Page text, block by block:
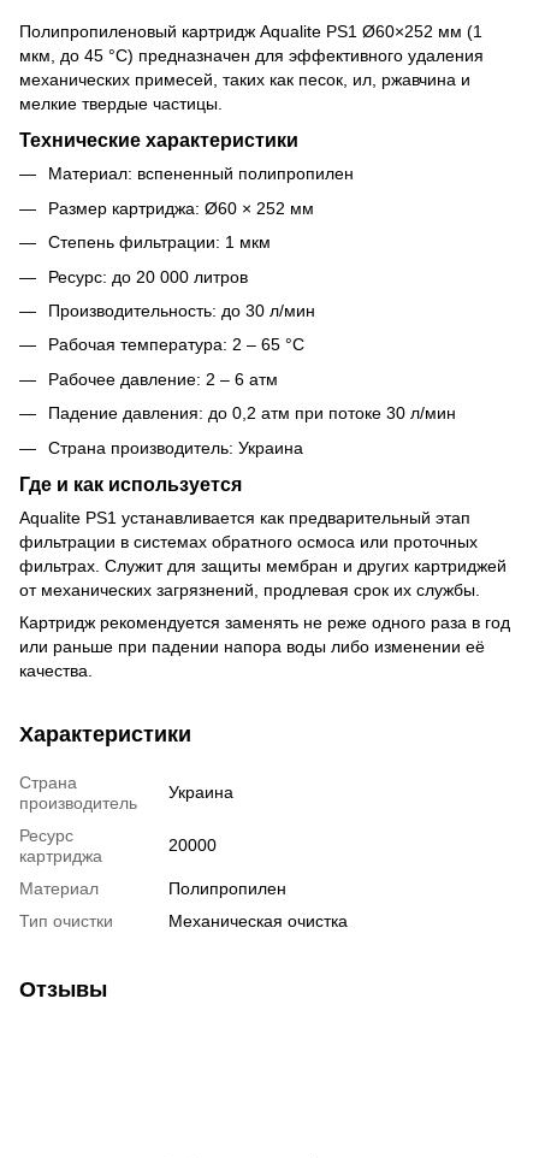
Полипропиленовый картридж Aqualite PS1 Ø60×252 мм (1
мкм, до 45 °C) предназначен для эффективного удаления
механических примесей, таких как песок, ил, ржавчина и
мелкие твердые частицы.
Технические характеристики
Материал: вспененный полипропилен
Размер картриджа: Ø60 × 252 мм
Степень фильтрации: 1 мкм
Ресурс: до 20 000 литров
Производительность: до 30 л/мин
Рабочая температура: 2 – 65 °C
Рабочее давление: 2 – 6 атм
Падение давления: до 0,2 атм при потоке 30 л/мин
Страна производитель: Украина
Где и как используется
Aqualite PS1 устанавливается как предварительный этап
фильтрации в системах обратного осмоса или проточных
фильтрах. Служит для защиты мембран и других картриджей
от механических загрязнений, продлевая срок их службы.
Картридж рекомендуется заменять не реже одного раза в год
или раньше при падении напора воды либо изменении её
качества.
Характеристики
Страна
производитель
Украина
Ресурс
картриджа
20000
Материал
Полипропилен
Тип очистки
Механическая очистка
Отзывы